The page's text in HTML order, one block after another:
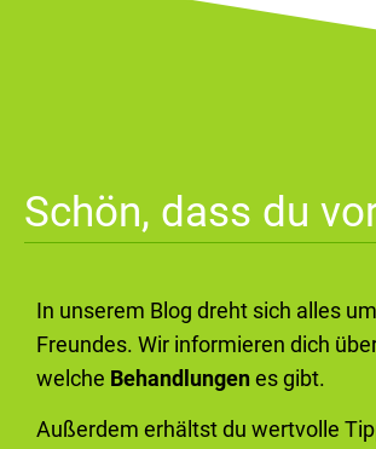
Schön, dass du
In unserem Blog dreht sich alles
Freundes. Wir informieren dich
welche Behandlungenes gibt.
Außerdem erhältst du wertvolle